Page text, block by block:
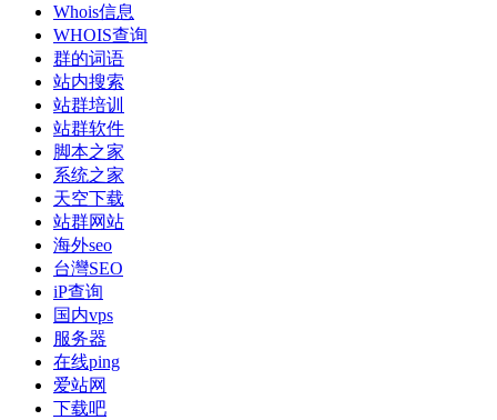
Whois信息
WHOIS查询
群的词语
站内搜索
站群培训
站群软件
脚本之家
系统之家
天空下载
站群网站
海外seo
台灣SEO
iP查询
国内vps
服务器
在线ping
爱站网
下载吧